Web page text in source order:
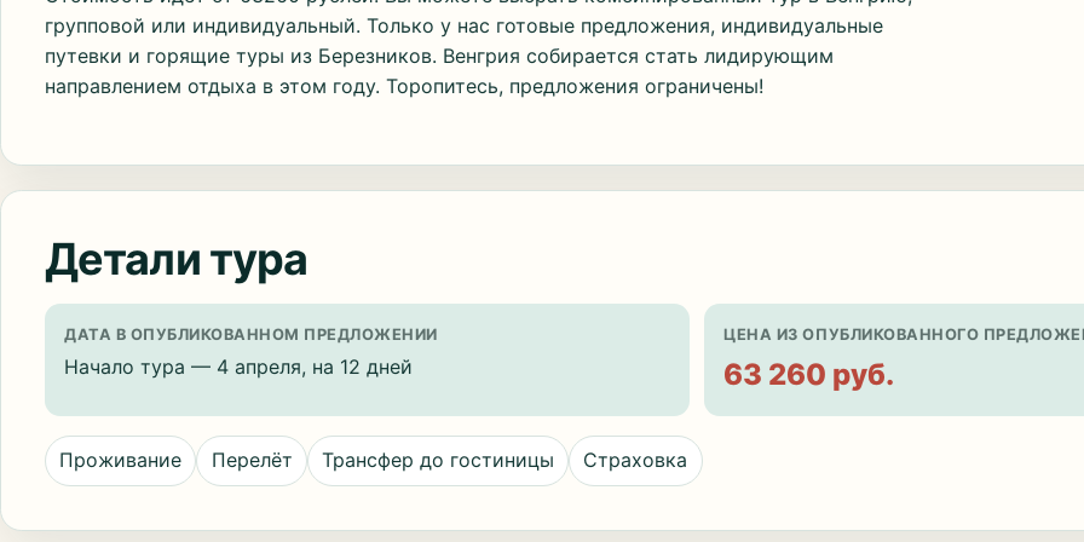
групповой или индивидуальный. Только у нас готовые предложения, индивидуальные
путевки и горящие туры из Березников. Венгрия собирается стать лидирующим
направлением отдыха в этом году. Торопитесь, предложения ограничены!
Детали тура
ДАТА В ОПУБЛИКОВАННОМ ПРЕДЛОЖЕНИИ
Начало тура — 4 апреля, на 12 дней
ЦЕНА ИЗ ОПУБЛИКОВАННОГО
63 260 руб.
Проживание Перелёт Трансфер до гостиницы Страховка